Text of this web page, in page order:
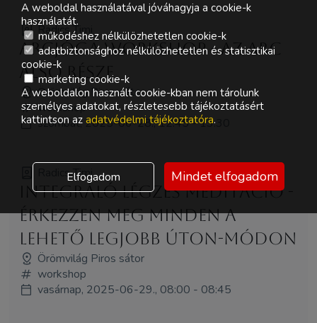
Radics Timi
Arcjóga workshop - az arc
alsó része
Örömvilág Piros sátor
workshop
szombat, 2025-06-28., 12:45 - 13:30
Radics Timi
Integráló légzés meditáció -
érkezzen meg minden a
lehető legjobb úton-módon
Örömvilág Piros sátor
workshop
vasárnap, 2025-06-29., 08:00 - 08:45
A weboldal használatával jóváhagyja a cookie-k
használatát.
működéshez nélkülözhetetlen cookie-k
adatbiztonsághoz nélkülözhetetlen és statisztikai
cookie-k
marketing cookie-k
A weboldalon használt cookie-kban nem tárolunk
személyes adatokat, részletesebb tájékoztatásért
kattintson az adatvédelmi tájékoztatóra.
Elfogadom Mindet elfogadom